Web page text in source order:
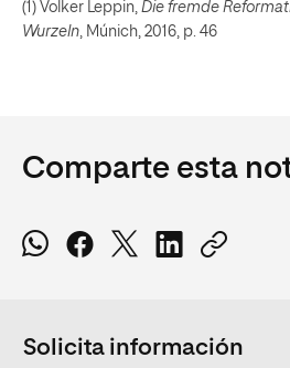
(1) Volker Leppin, Die fremde
Wurzeln , Múnich, 2016, p. 46
Comparte esta
Solicita información